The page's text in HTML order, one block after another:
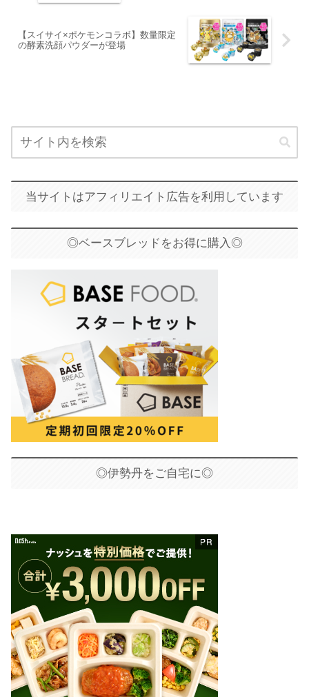
【スイサイ×ポケモンコラボ】数量限定
の酵素洗顔パウダーが登場
当サイトはアフィリエイト広告を利用しています
◎ベースブレッドをお得に購入◎
◎伊勢丹をご自宅に◎